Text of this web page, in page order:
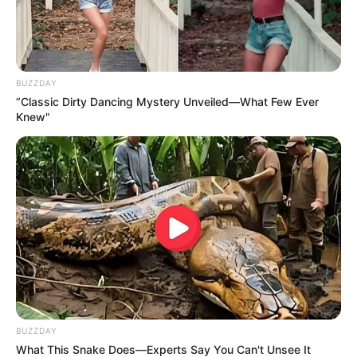
Auswahl von regelmäßig stattfindenden
Veranstaltungen in Nordrhein-Westfalen (z.B.
Volks- und Stadtfeste):
Open Air Pfingst-Rockmusikfest Werden
Pfingstkirmes Menden
Größte Kirmes am Rhein in Düsseldorf
Libori in Paderborn
Neusser Schützenfest
Pützchens Markt in Bonn
Hüstener Kirmes in Arnsberg
Rhein in Flammen
Allerheiligenkirmes in Soest
BUZZDAY
“Classic Dirty Dancing Mystery Unveiled—What Few Ever
Knew"
BUZZDAY
What This Snake Does—Experts Say You Can't Unsee It